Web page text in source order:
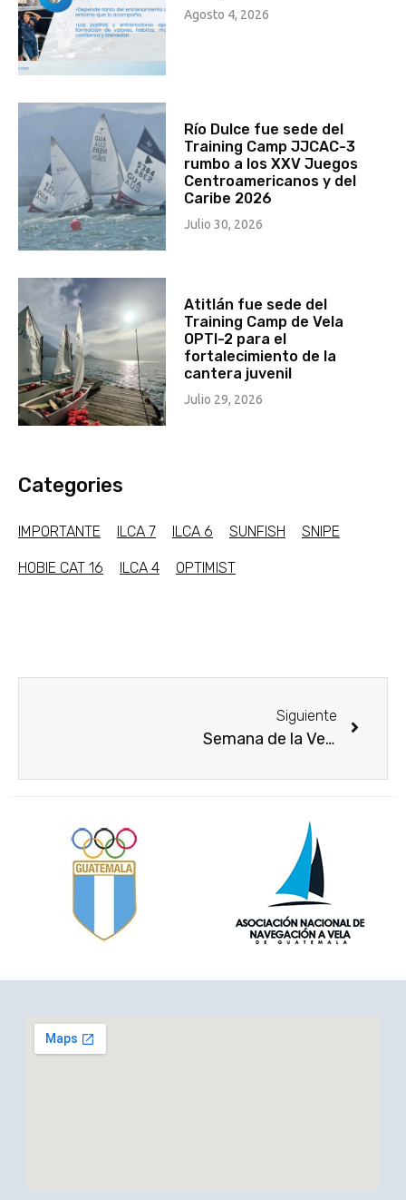
Agosto 4, 2026
Río Dulce fue sede del
Training Camp JJCAC-3
rumbo a los XXV Juegos
Centroamericanos y del
Caribe 2026
Julio 30, 2026
Atitlán fue sede del
Training Camp de Vela
OPTI-2 para el
fortalecimiento de la
cantera juvenil
Julio 29, 2026
Categories
IMPORTANTE ILCA 7 ILCA 6 SUNFISH SNIPE
HOBIE CAT 16 ILCA 4 OPTIMIST
Siguiente
Semana de la Vela, Cartagena Colombia 2026